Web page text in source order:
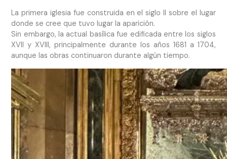
La primera iglesia fue construida en el siglo II sobre el lugar
donde se cree que tuvo lugar la aparición.
Sin embargo, la actual basílica fue edificada entre los siglos
XVII y XVIII, principalmente durante los años 1681 a 1704,
aunque las obras continuaron durante algún tiempo.